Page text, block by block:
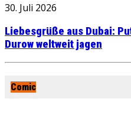
30. Juli 2026
Liebesgrüße aus Dubai:
Durow weltweit jagen
Comic